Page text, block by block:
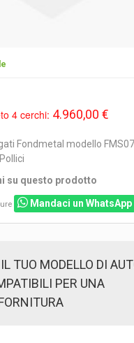
4 cerchi: 4.960,00 €
Fondmetal modello
su questo prodotto
Mandaci un WhatsApp
TUO MODELLO DI
PER UNA